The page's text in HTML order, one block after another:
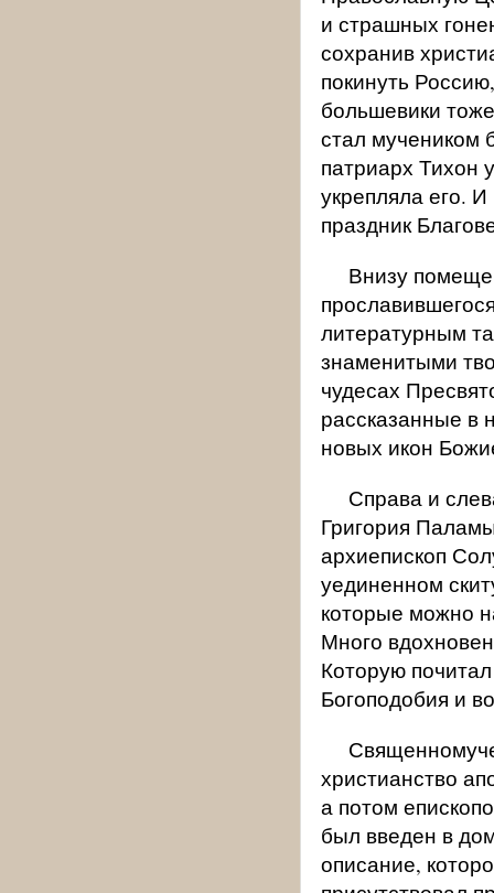
и страшных
сохранив
покинуть
большевики
стал мучеником
патриарх Тихон
укрепляла его.
праздник
Внизу
литературным
знаменитыми
чудесах
рассказанные в
новых икон
Справа и
Григория
архиепископ
уединенном
которые можно
Много
Которую
Богоподобия и
христианство
а потом
был введен в
описание,